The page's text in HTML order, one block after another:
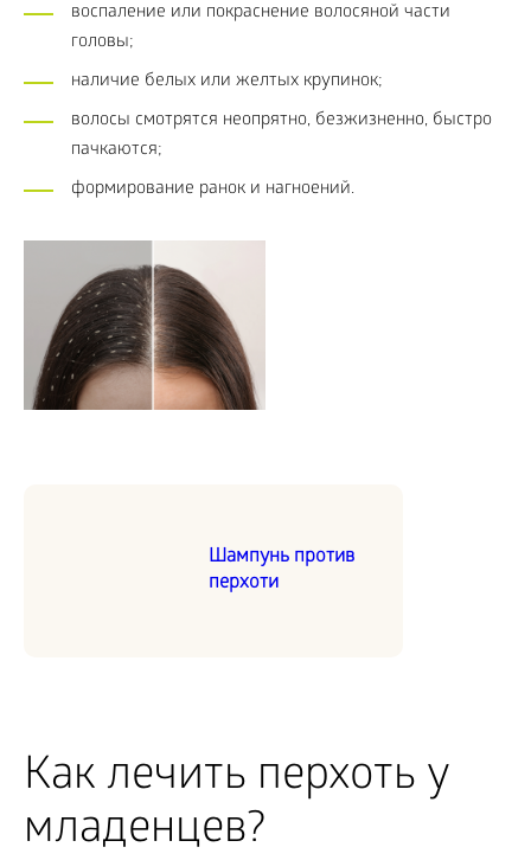
воспаление или покраснение волосяной части
головы;
наличие белых или желтых крупинок;
волосы смотрятся неопрятно, безжизненно, быстро
пачкаются;
формирование ранок и нагноений.
Шампунь против
перхоти
Как лечить перхоть у
младенцев?